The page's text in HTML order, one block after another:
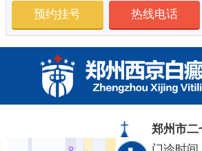
预约挂号 热线电话
郑州市二